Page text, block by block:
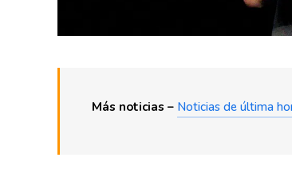
Más noticias – Noticias de última